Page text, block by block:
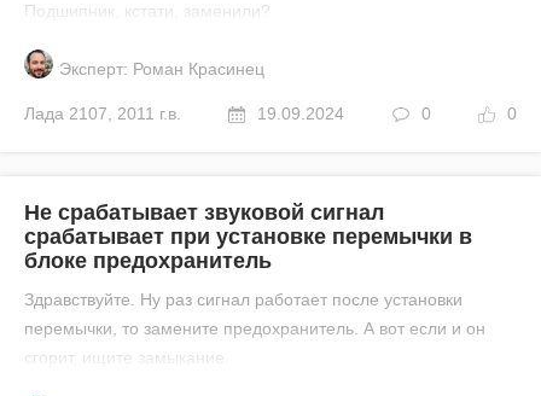
Подшипник, кстати, заменили?
Эксперт: Роман Красинец
Лада 2107 2011 г.в. 19.09.2024 0 0
Не срабатывает звуковой сигнал
срабатывает при установке перемычки в
блоке предохранитель
Здравствуйте. Ну раз сигнал работает после установки
перемычки, то замените предохранитель. А вот если и он
сгорит, ищите замыкание.